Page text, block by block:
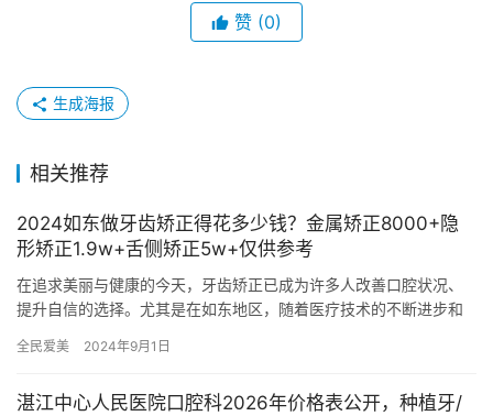
赞 (0)
生成海报
相关推荐
2024如东做牙齿矫正得花多少钱？金属矫正8000+隐
形矫正1.9w+舌侧矫正5w+仅供参考
在追求美丽与健康的今天，牙齿矫正已成为许多人改善口腔状况、
提升自信的选择。尤其是在如东地区，随着医疗技术的不断进步和
如…
全民爱美 2024年9月1日
湛江中心人民医院口腔科2026年价格表公开，种植牙/